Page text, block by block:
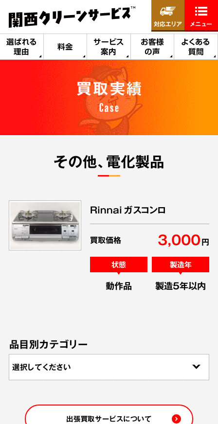
選ばれる
理由
料金
サービス
案内
お客様
の声
よくある
質問
対応エリア メニュー
買取実績
Case
その他、電化製品
Rinnai ガスコンロ
買取価格 3,000円
状態
動作品
製造年
製造5年以内
品目別カテゴリー
出張買取サービスについて